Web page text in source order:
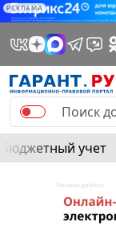
РЕКЛАМА
Бюджетный учет